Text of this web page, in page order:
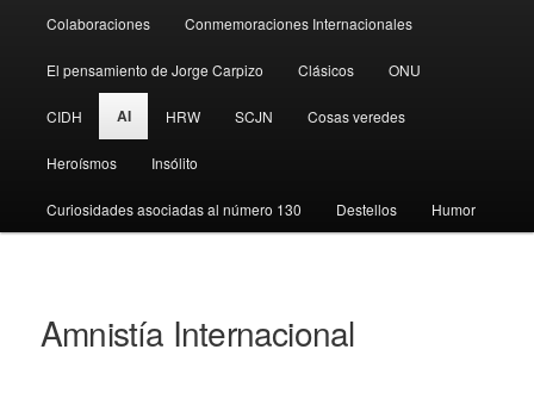
Perseo – PUDH UNAM
Colaboraciones Conmemoraciones Internacionales
El pensamiento de Jorge Carpizo Clásicos ONU
CIDH AI HRW SCJN Cosas veredes
Heroísmos Insólito
Curiosidades asociadas al número 130 Destellos Humor
Amnistía Internacional